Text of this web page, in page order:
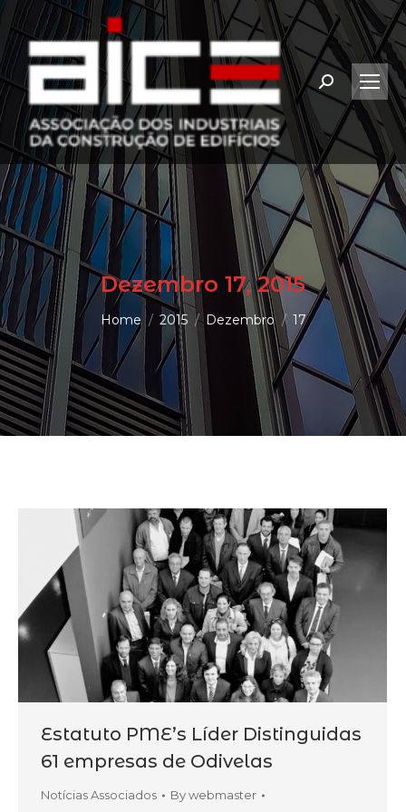
Search:
Dezembro 17, 2015
You are here:
Home 2015 Dezembro 17
Estatuto PME’s Líder Distinguidas
61 empresas de Odivelas
Notícias Associados Bywebmaster